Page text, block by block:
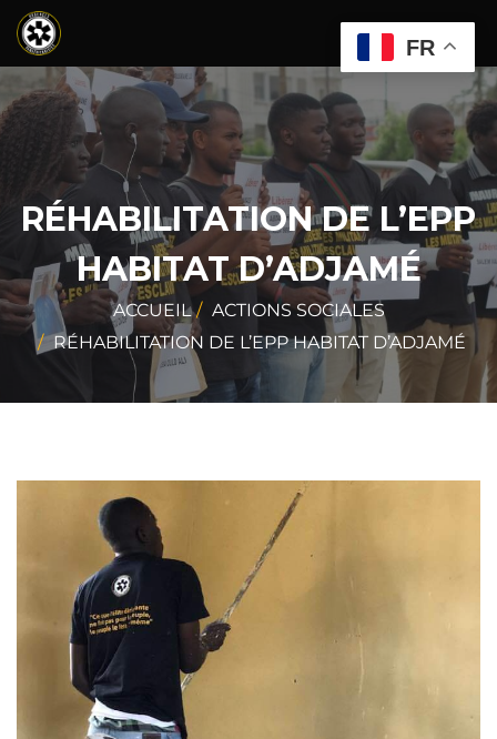
RÉHABILITATION DE L’EPP
HABITAT D’ADJAMÉ
ACCUEIL
ACTIONS SOCIALES
RÉHABILITATION DE L’EPP HABITAT D’ADJAMÉ
FR